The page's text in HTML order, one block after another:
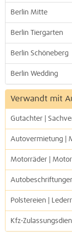
Berlin Mitte
Berlin Tiergarten
Berlin Schöneberg
Berlin Wedding
Verwandt mit
Gutachter |
Autovermietung |
Motorräder |
Polstereien |
Kfz-